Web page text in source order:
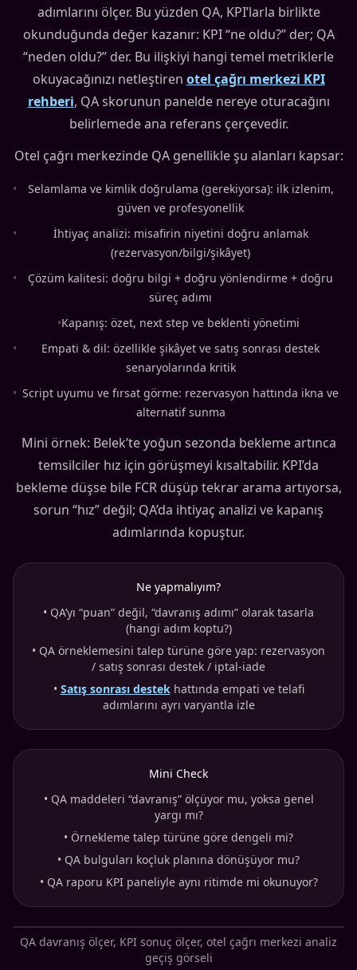
adımlarını ölçer. Bu yüzden QA, KPI’larla birlikte
okunduğunda değer kazanır: KPI “ne oldu?” der; QA
“neden oldu?” der. Bu ilişkiyi hangi temel metriklerle
okuyacağınızı netleştiren otel çağrı merkezi KPI
rehberi, QA skorunun panelde nereye oturacağını
belirlemede ana referans çerçevedir.
Otel çağrı merkezinde QA genellikle şu alanları kapsar:
•
Selamlama ve kimlik doğrulama (gerekiyorsa): ilk izlenim,
güven ve profesyonellik
•
İhtiyaç analizi: misafirin niyetini doğru anlamak
(rezervasyon/bilgi/şikâyet)
•
Çözüm kalitesi: doğru bilgi + doğru yönlendirme + doğru
süreç adımı
•Kapanış: özet, next step ve beklenti yönetimi
•
Empati & dil: özellikle şikâyet ve satış sonrası destek
senaryolarında kritik
• Script uyumu ve fırsat görme: rezervasyon hattında ikna ve
alternatif sunma
Mini örnek: Belek’te yoğun sezonda bekleme artınca
temsilciler hız için görüşmeyi kısaltabilir. KPI’da
bekleme düşse bile FCR düşüp tekrar arama artıyorsa,
sorun “hız” değil; QA’da ihtiyaç analizi ve kapanış
adımlarında kopuştur.
Ne yapmalıyım?
• QA’yı “puan” değil, “davranış adımı” olarak tasarla
(hangi adım koptu?)
• QA örneklemesini talep türüne göre yap: rezervasyon
/ satış sonrası destek / iptal-iade
• Satış sonrası destekhattında empati ve telafi
adımlarını ayrı varyantla izle
Mini Check
• QA maddeleri “davranış” ölçüyor mu, yoksa genel
yargı mı?
• Örnekleme talep türüne göre dengeli mi?
• QA bulguları koçluk planına dönüşüyor mu?
• QA raporu KPI paneliyle aynı ritimde mi okunuyor?
QA davranış ölçer, KPI sonuç ölçer, otel çağrı merkezi analiz
geçiş görseli